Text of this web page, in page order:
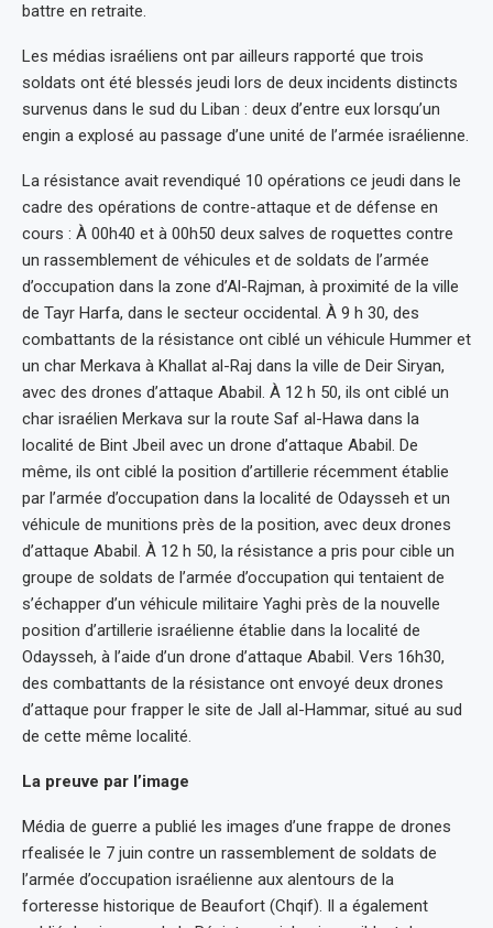
battre en retraite.
Les médias israéliens ont par ailleurs rapporté que trois
soldats ont été blessés jeudi lors de deux incidents distincts
survenus dans le sud du Liban : deux d’entre eux lorsqu’un
engin a explosé au passage d’une unité de l’armée israélienne.
La résistance avait revendiqué 10 opérations ce jeudi dans le
cadre des opérations de contre-attaque et de défense en
cours : À 00h40 et à 00h50 deux salves de roquettes contre
un rassemblement de véhicules et de soldats de l’armée
d’occupation dans la zone d’Al-Rajman, à proximité de la ville
de Tayr Harfa, dans le secteur occidental. À 9 h 30, des
combattants de la résistance ont ciblé un véhicule Hummer et
un char Merkava à Khallat al-Raj dans la ville de Deir Siryan,
avec des drones d’attaque Ababil. À 12 h 50, ils ont ciblé un
char israélien Merkava sur la route Saf al-Hawa dans la
localité de Bint Jbeil avec un drone d’attaque Ababil. De
même, ils ont ciblé la position d’artillerie récemment établie
par l’armée d’occupation dans la localité de Odaysseh et un
véhicule de munitions près de la position, avec deux drones
d’attaque Ababil. À 12 h 50, la résistance a pris pour cible un
groupe de soldats de l’armée d’occupation qui tentaient de
s’échapper d’un véhicule militaire Yaghi près de la nouvelle
position d’artillerie israélienne établie dans la localité de
Odaysseh, à l’aide d’un drone d’attaque Ababil. Vers 16h30,
des combattants de la résistance ont envoyé deux drones
d’attaque pour frapper le site de Jall al-Hammar, situé au sud
de cette même localité.
La preuve par l’image
Média de guerre a publié les images d’une frappe de drones
rfealisée le 7 juin contre un rassemblement de soldats de
l’armée d’occupation israélienne aux alentours de la
forteresse historique de Beaufort (Chqif). Il a également